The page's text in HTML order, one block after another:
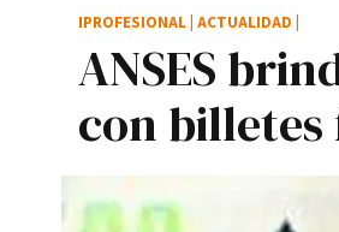
ANSES
con billetes
IPROFESIONAL ACTUALIDAD